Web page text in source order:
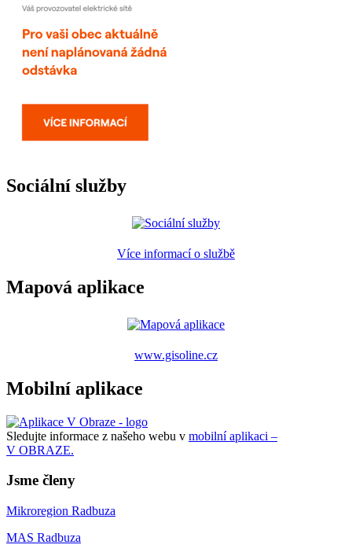
Sociální služby
Více informací o službě
Mapová aplikace
www.gisoline.cz
Mobilní aplikace
Sledujte informace z našeho webu v mobilní aplikaci –
V OBRAZE.
Jsme členy
Mikroregion Radbuza
MAS Radbuza